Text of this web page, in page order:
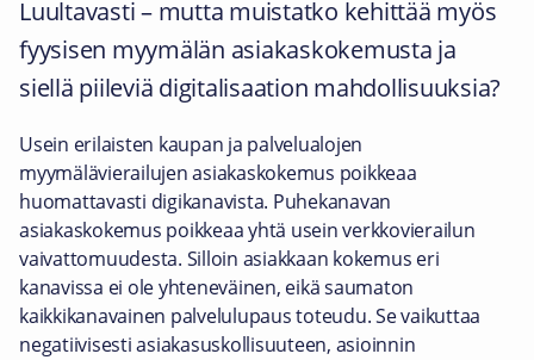
Luultavasti – mutta muistatko kehittää myös
fyysisen myymälän asiakaskokemusta ja
siellä piileviä digitalisaation mahdollisuuksia?
Usein erilaisten kaupan ja palvelualojen
myymälävierailujen asiakaskokemus poikkeaa
huomattavasti digikanavista. Puhekanavan
asiakaskokemus poikkeaa yhtä usein verkkovierailun
vaivattomuudesta. Silloin asiakkaan kokemus eri
kanavissa ei ole yhteneväinen, eikä saumaton
kaikkikanavainen palvelulupaus toteudu. Se vaikuttaa
negatiivisesti asiakasuskollisuuteen, asioinnin